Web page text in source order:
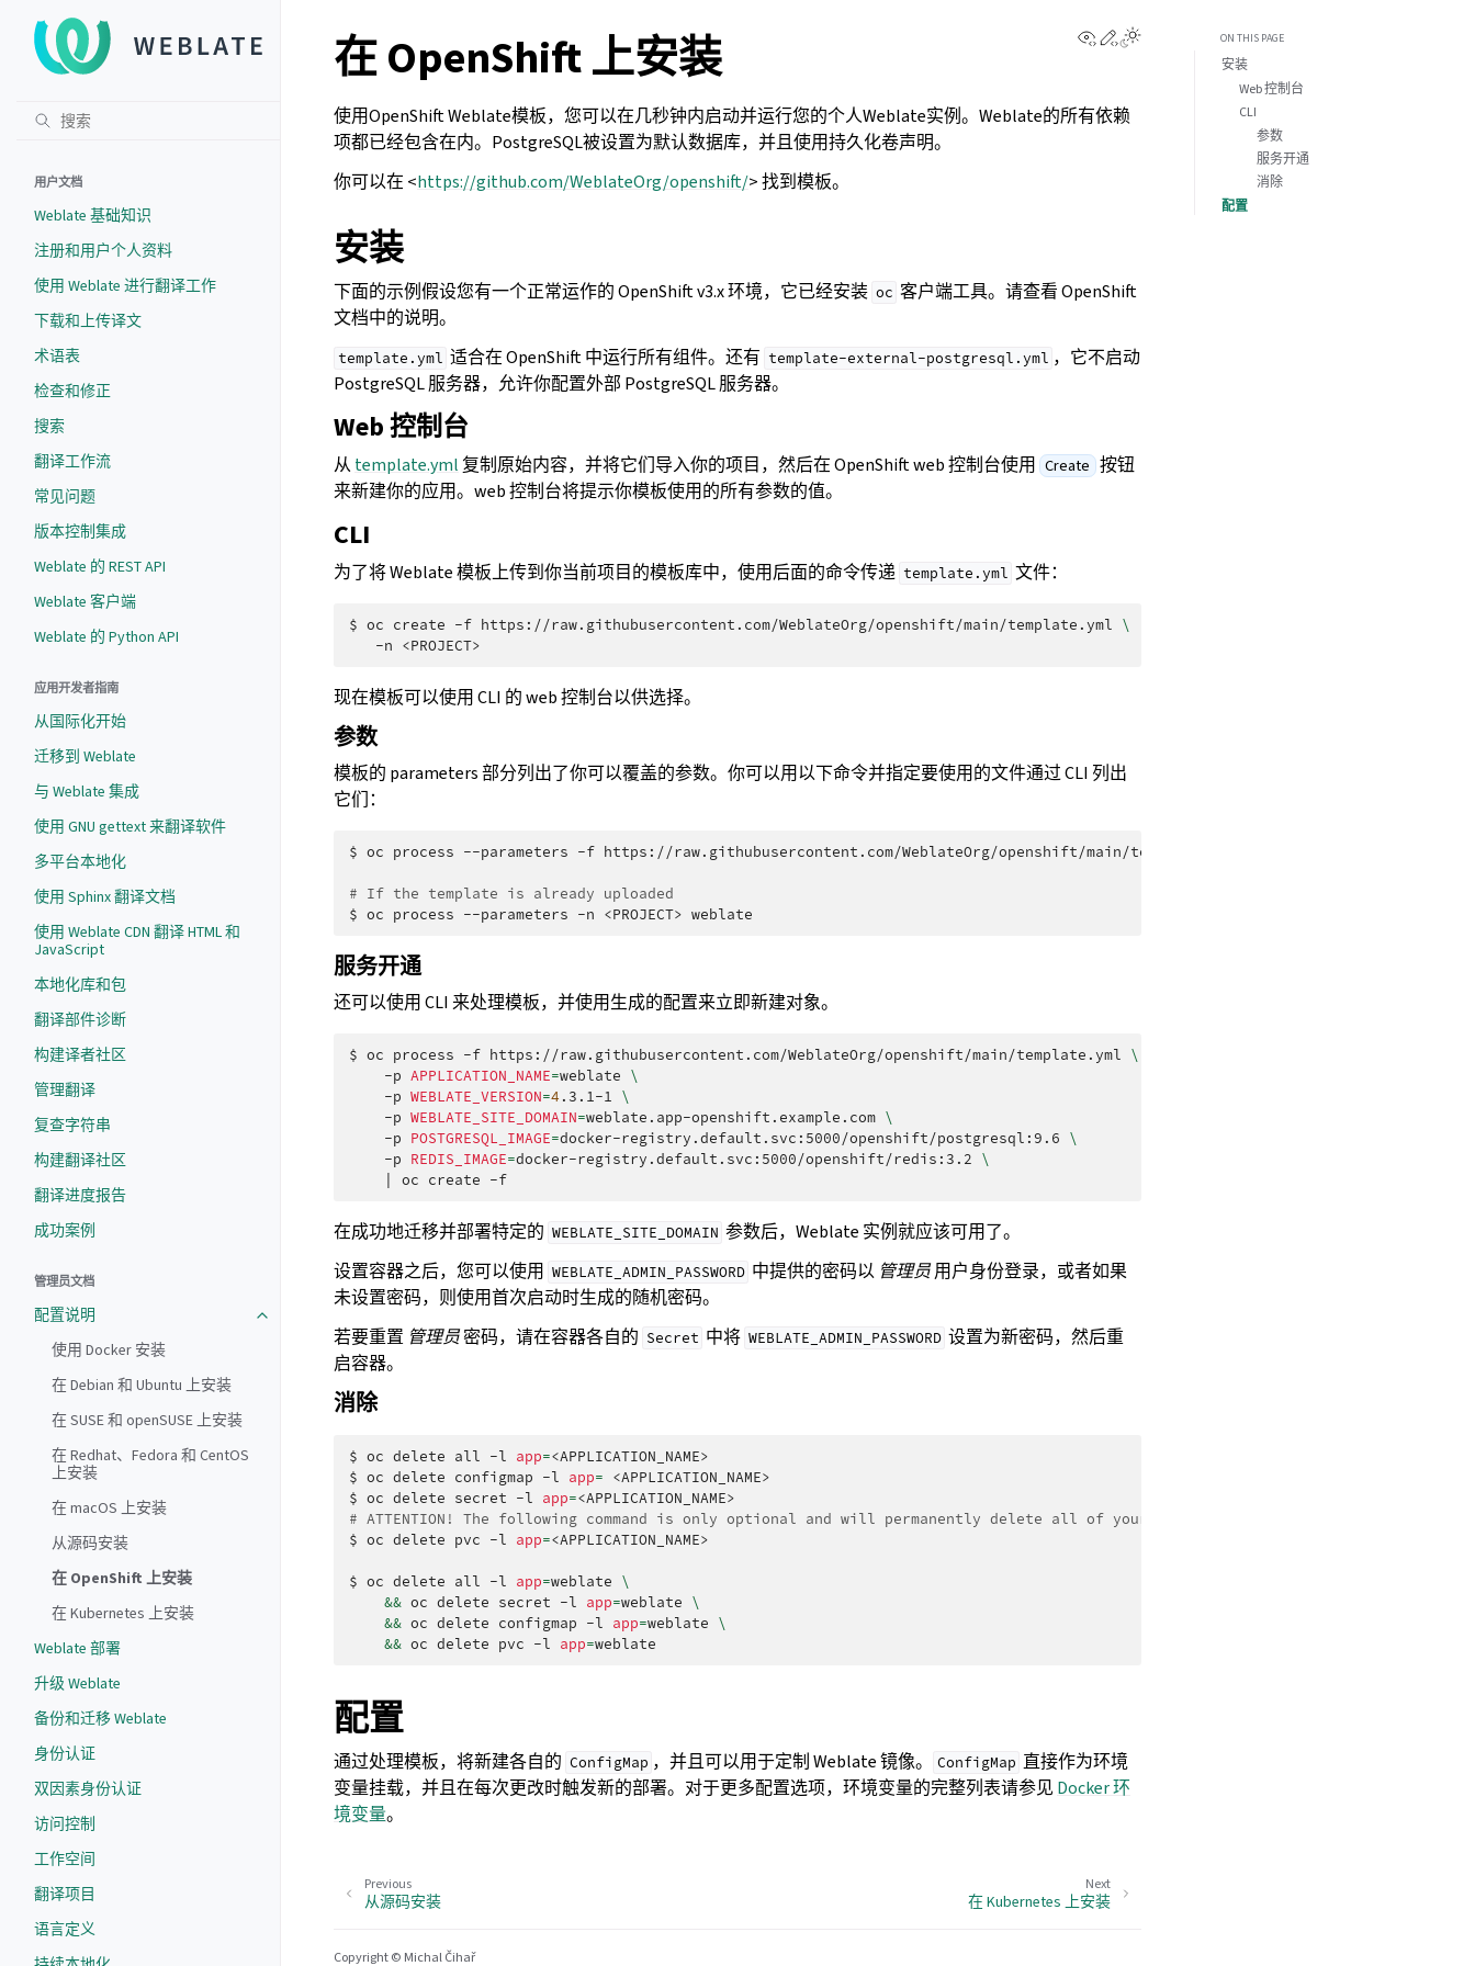
用户文档
Weblate 基础知识
注册和用户个人资料
使用 Weblate 进行翻译工作
下载和上传译文
术语表
检查和修正
搜索
翻译工作流
常见问题
版本控制集成
Weblate 的 REST API
Weblate 客户端
Weblate 的 Python API
应用开发者指南
从国际化开始
迁移到 Weblate
与 Weblate 集成
使用 GNU gettext 来翻译软件
多平台本地化
使用 Sphinx 翻译文档
使用 Weblate CDN 翻译 HTML 和
JavaScript
本地化库和包
翻译部件诊断
构建译者社区
管理翻译
复查字符串
构建翻译社区
翻译进度报告
成功案例
管理员文档
配置说明
使用 Docker 安装
在 Debian 和 Ubuntu 上安装
在 SUSE 和 openSUSE 上安装
在 Redhat、Fedora 和 CentOS
上安装
在 macOS 上安装
从源码安装
在 OpenShift 上安装
在 Kubernetes 上安装
Weblate 部署
升级 Weblate
备份和迁移 Weblate
身份认证
双因素身份认证
访问控制
工作空间
翻译项目
语言定义
View this page
Edit this page
在 OpenShift 上安装
使用OpenShift Weblate模板，您可以在几秒钟内启动并运行您的个人Weblate实例。Weblate的所有依赖
项都已经包含在内。PostgreSQL被设置为默认数据库，并且使用持久化卷声明。
你可以在 <https://github.com/WeblateOrg/openshift/> 找到模板。
安装
下面的示例假设您有一个正常运作的 OpenShift v3.x 环境，它已经安装 oc 客户端工具。请查看 OpenShift
文档中的说明。
template.yml 适合在 OpenShift 中运行所有组件。还有 template-external-postgresql.yml ，它不启动
PostgreSQL 服务器，允许你配置外部 PostgreSQL 服务器。
Web 控制台
从 template.yml 复制原始内容，并将它们导入你的项目，然后在 OpenShift web 控制台使用 Create 按钮
来新建你的应用。web 控制台将提示你模板使用的所有参数的值。
CLI
为了将 Weblate 模板上传到你当前项目的模板库中，使用后面的命令传递 template.yml 文件：
$ oc create -f https://raw.githubusercontent.com/WeblateOrg/openshift/main/template.yml \
-n
现在模板可以使用 CLI 的 web 控制台以供选择。
参数
模板的 parameters 部分列出了你可以覆盖的参数。你可以用以下命令并指定要使用的文件通过 CLI 列出
它们：
$ oc process --parameters -f https://raw.githubusercontent.com/WeblateOrg/openshift/main/template.yml
# If the template is already uploaded
$ oc process --parameters -n <PROJECT>
服务开通
还可以使用 CLI 来处理模板，并使用生成的配置来立即新建对象。
$ oc process -f https://raw.githubusercontent.com/WeblateOrg/openshift/main/template.yml \
-p APPLICATION_NAME=weblate \
-p WEBLATE_VERSION=4 .3.1-1 \
-p WEBLATE_SITE_DOMAIN=weblate.app-openshift.example.com \
-p POSTGRESQL_IMAGE=docker-registry.default.svc:5000/openshift/postgresql:9.6 \
-p REDIS_IMAGE=docker-registry.default.svc:5000/openshift/redis:3.2 \
oc create
在成功地迁移并部署特定的 WEBLATE_SITE_DOMAIN 参数后，Weblate 实例就应该可用了。
设置容器之后，您可以使用 WEBLATE_ADMIN_PASSWORD 中提供的密码以 管理员用户身份登录，或者如果
未设置密码，则使用首次启动时生成的随机密码。
若要重置 管理员密码，请在容器各自的 Secret 中将 WEBLATE_ADMIN_PASSWORD 设置为新密码，然后重
启容器。
消除
$ oc delete all -l app=<APPLICATION_NAME>
$ oc delete configmap -l app= <APPLICATION_NAME>
$ oc delete secret -l app=
# ATTENTION! The following command is only optional and will permanently delete all of your data.
$ oc delete pvc -l app=<APPLICATION_NAME>
$ oc delete all -l app=weblate \
&& oc delete secret -l app=weblate \
&& oc delete configmap -l app=weblate \
&& oc delete pvc -l app=
配置
通过处理模板，将新建各自的 ConfigMap ，并且可以用于定制 Weblate 镜像。 ConfigMap 直接作为环境
变量挂载，并且在每次更改时触发新的部署。对于更多配置选项，环境变量的完整列表请参见 Docker 环
境变量。
Next
在 Kubernetes 上安装
Previous
从源码安装
Copyright © Michal Čihař
ON THIS PAGE
安装
Web 控制台
CLI
参数
服务开通
消除
配置